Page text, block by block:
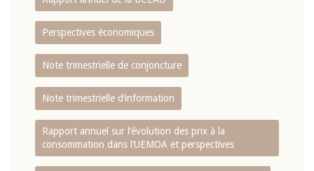
Perspectives économiques
Note trimestrielle de conjoncture
Note trimestrielle d‘information
Rapport annuel sur l‘évolution des prix à la
consommation dans l‘UEMOA et perspectives